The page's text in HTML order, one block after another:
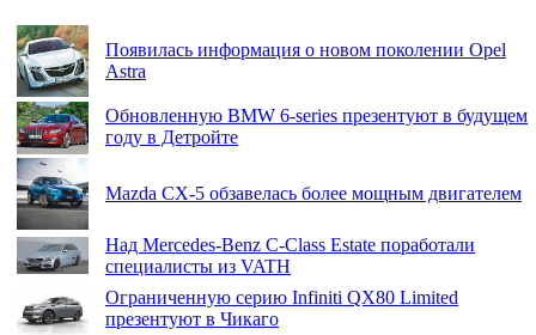
Появилась информация о новом поколении Opel
Astra
Обновленную BMW 6-series презентуют в будущем
году в Детройте
Mazda CX-5 обзавелась более мощным двигателем
Над Mercedes-Benz C-Class Estate поработали
специалисты из VATH
Ограниченную серию Infiniti QX80 Limited
презентуют в Чикаго